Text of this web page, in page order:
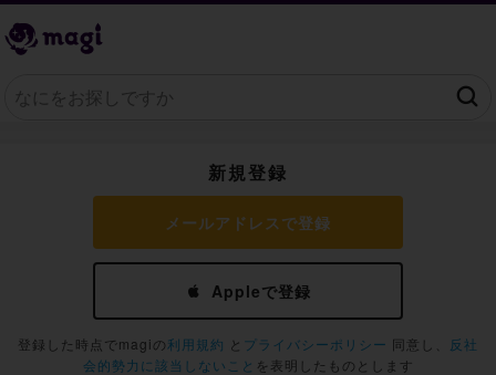
新規登録
メールアドレスで登録
Appleで登録
登録した時点でmagiの利用規約 と プライバシーポリシー 同意し、
反社
会的勢力に該当しないこと を表明したものとします